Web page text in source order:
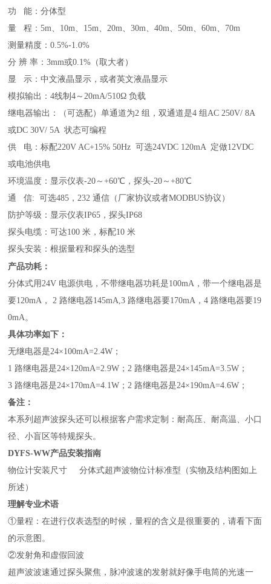
功 能：分体型
量 程：5m、10m、15m、20m、30m、40m、50m、60m、70m
测量精度：0.5%-1.0%
分 辨 率：3mm或0.1%（取大者）
显 示：中文液晶显示，或者英文液晶显示
模拟输出：4线制4～20mA/510Ω 负载
继电器输出：（可选配）单通道为2 组，双通道是4 组AC 250V/ 8A
或DC 30V/ 5A 状态可编程
供 电：标配220V AC+15% 50Hz 可选24VDC 120mA 定做12VDC
或电池供电
环境温度：显示仪表-20～+60℃，探头-20～+80℃
通 信: 可选485，232 通信（厂家协议或者MODBUS协议 ）
防护等级：显示仪表IP65，探头IP68
探头电缆：可达100 米，标配10 米
探头安装：根据量程和探头的选型
产品功耗：
分体式用24V 电源供电，不带继电器功耗是100mA，带一个继电器是
要120mA， 2 路继电器145mA,3 路继电器要170mA，4 路继电器要19
0mA。
具体功率如下：
无继电器是24×100mA=2.4W；
1 路继电器是24×120mA=2.9W；2 路继电器是24×145mA=3.5W；
3 路继电器是24×170mA=4.1W；2 路继电器是24×190mA=4.6W；
备注：
本系列超声波探头还可以根据客户需求定制：耐高压、耐高温、小口
径、小盲区等特规探头。
DYFS-WW产品安装指南
物位计安装尺寸 分体式超声波物位计标准型（实物及结构图如上
所述）
理解专业术语
①量程：在进行仪表选型的时候，量程的含义是很重要的，请看下面
的示意图。
②发射角和虚假回波
超声波波速通过探头聚焦，脉冲波速的发射就好像手电筒的光速一